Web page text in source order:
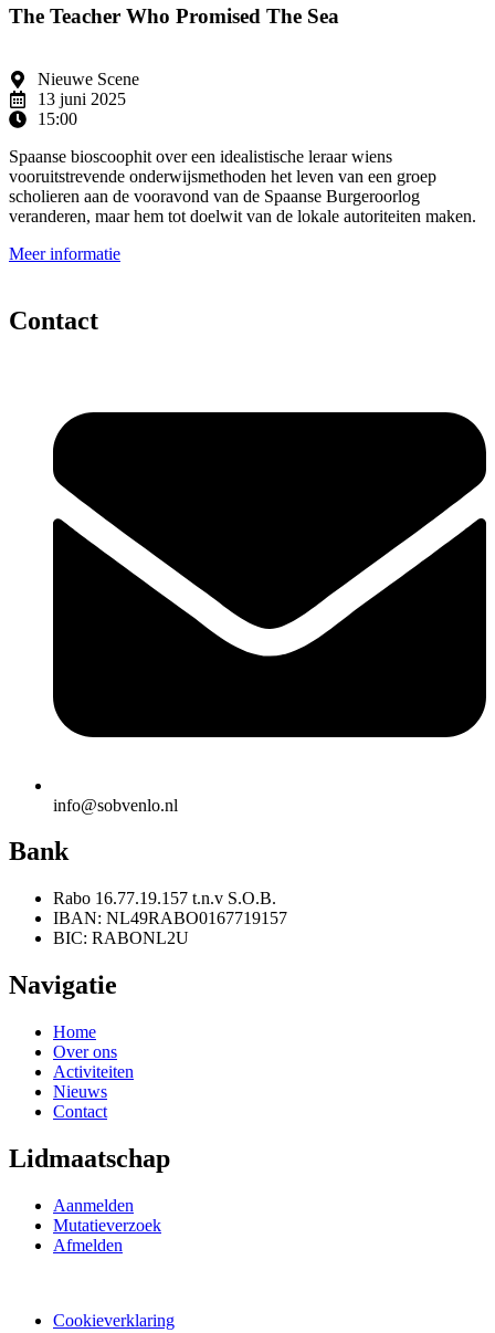
The Teacher Who Promised The Sea
Nieuwe Scene
13 juni 2025
15:00
Spaanse bioscoophit over een idealistische leraar wiens
vooruitstrevende onderwijsmethoden het leven van een groep
scholieren aan de vooravond van de Spaanse Burgeroorlog
veranderen, maar hem tot doelwit van de lokale autoriteiten maken.
Meer informatie
Contact
info@sobvenlo.nl
Bank
Rabo 16.77.19.157 t.n.v S.O.B.
IBAN: NL49RABO0167719157
BIC: RABONL2U
Navigatie
Home
Over ons
Activiteiten
Nieuws
Contact
Lidmaatschap
Aanmelden
Mutatieverzoek
Afmelden
Cookieverklaring